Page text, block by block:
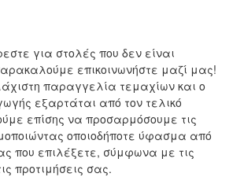
για στολές που δεν είναι
επικοινωνήστε μαζί μας!
παραγγελία τεμαχίων και ο
εξαρτάται από τον τελικό
επίσης να προσαρμόσουμε τις
οποιοδήποτε ύφασμα από
που επιλέξετε, σύμφωνα με τις
προτιμήσεις σας.